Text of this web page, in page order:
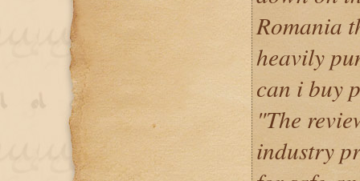
Romania
heavily
can i buy
"The
industry